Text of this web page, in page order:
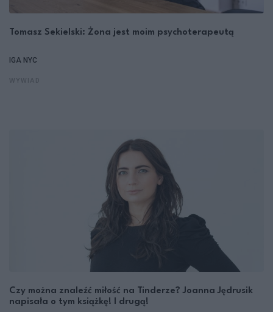
Tomasz Sekielski: Żona jest moim psychoterapeutą
IGA NYC
Czy można znaleźć miłość na Tinderze? Joanna Jędrusik
napisała o tym książkę! I drugą!